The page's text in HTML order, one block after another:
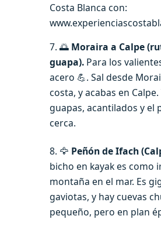
Costa Blanca con:
7. 🌅 Moraira a Calpe
guapa). Para los
acero 💪. Sal desde
costa, y acabas en
guapas, acantilados y el
cerca.
8. 🦅 Peñón de Ifach
bicho en kayak es como
montaña en el mar. Es
gaviotas, y hay cuevas
pequeño, pero en plan